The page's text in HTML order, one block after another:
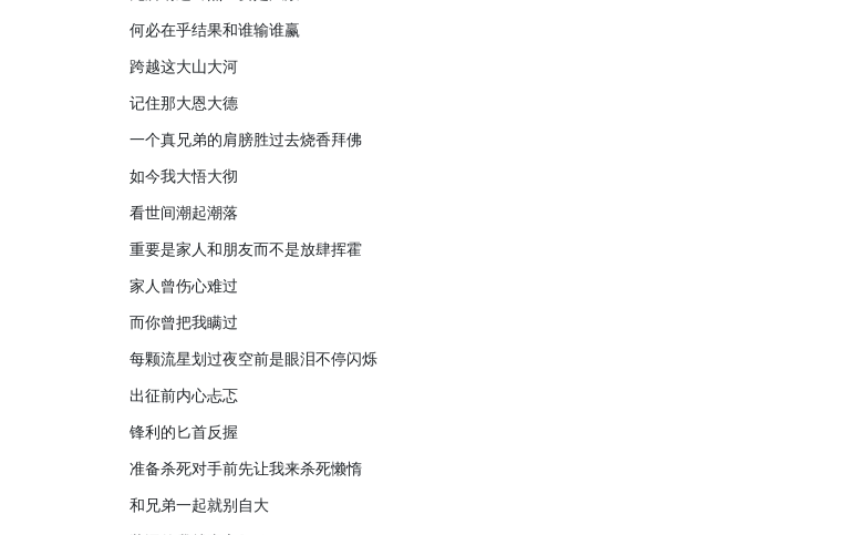
何必在乎结果和谁输谁赢
跨越这大山大河
记住那大恩大德
一个真兄弟的肩膀胜过去烧香拜佛
如今我大悟大彻
看世间潮起潮落
重要是家人和朋友而不是放肆挥霍
家人曾伤心难过
而你曾把我瞒过
每颗流星划过夜空前是眼泪不停闪烁
出征前内心忐忑
锋利的匕首反握
准备杀死对手前先让我来杀死懒惰
和兄弟一起就别自大